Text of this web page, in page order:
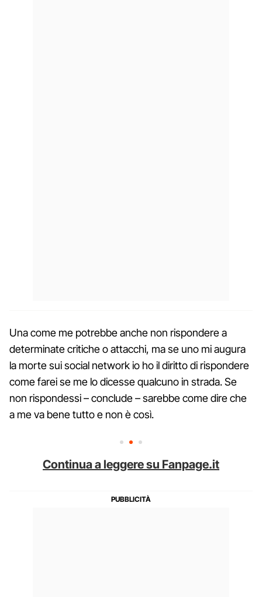
Una come me potrebbe anche non rispondere a
determinate critiche o attacchi, ma se uno mi augura
la morte sui social network io ho il diritto di rispondere
come farei se me lo dicesse qualcuno in strada. Se
non rispondessi – conclude – sarebbe come dire che
a me va bene tutto e non è così.
Continua a leggere su Fanpage.it